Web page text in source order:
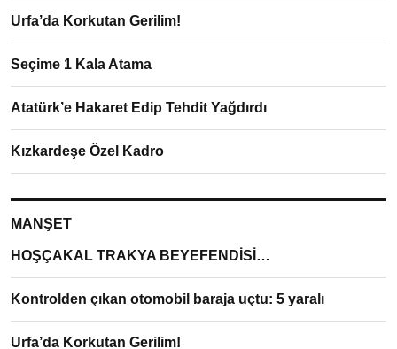
Urfa’da Korkutan Gerilim!
Seçime 1 Kala Atama
Atatürk’e Hakaret Edip Tehdit Yağdırdı
Kızkardeşe Özel Kadro
MANŞET
HOŞÇAKAL TRAKYA BEYEFENDİSİ…
Kontrolden çıkan otomobil baraja uçtu: 5 yaralı
Urfa’da Korkutan Gerilim!